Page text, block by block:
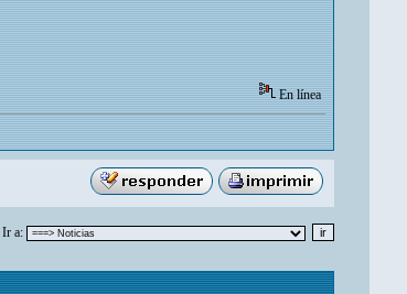
En línea
Ir a: